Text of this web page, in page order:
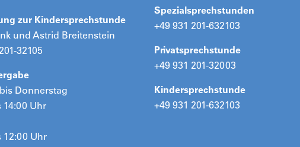
zur Kindersprechstunde
und Astrid Breitenstein
32105
Donnerstag
14:00 Uhr
12:00 Uhr
Spezialsprechstunden
+49 931 201-632103
Privatsprechstunde
+49 931 201-32003
Kindersprechstunde
+49 931 201-632103